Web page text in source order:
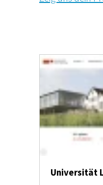
Universität